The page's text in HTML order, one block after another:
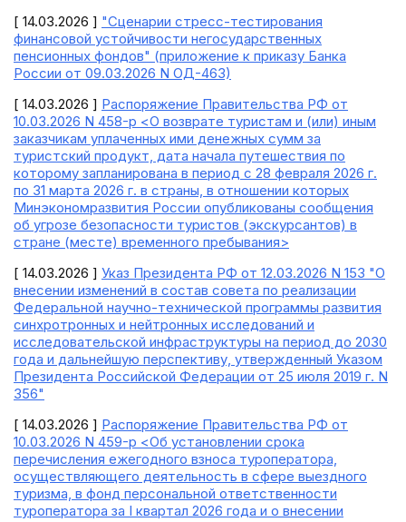
[ 14.03.2026 ] "Сценарии стресс-тестирования
финансовой устойчивости негосударственных
пенсионных фондов" (приложение к приказу Банка
России от 09.03.2026 N ОД-463)
[ 14.03.2026 ] Распоряжение Правительства РФ от
10.03.2026 N 458-р <О возврате туристам и (или) иным
заказчикам уплаченных ими денежных сумм за
туристский продукт, дата начала путешествия по
которому запланирована в период с 28 февраля 2026 г.
по 31 марта 2026 г. в страны, в отношении которых
Минэкономразвития России опубликованы сообщения
об угрозе безопасности туристов (экскурсантов) в
стране (месте) временного пребывания>
[ 14.03.2026 ] Указ Президента РФ от 12.03.2026 N 153 "О
внесении изменений в состав совета по реализации
Федеральной научно-технической программы развития
синхротронных и нейтронных исследований и
исследовательской инфраструктуры на период до 2030
года и дальнейшую перспективу, утвержденный Указом
Президента Российской Федерации от 25 июля 2019 г. N
356"
[ 14.03.2026 ] Распоряжение Правительства РФ от
10.03.2026 N 459-р <Об установлении срока
перечисления ежегодного взноса туроператора,
осуществляющего деятельность в сфере выездного
туризма, в фонд персональной ответственности
туроператора за I квартал 2026 года и о внесении